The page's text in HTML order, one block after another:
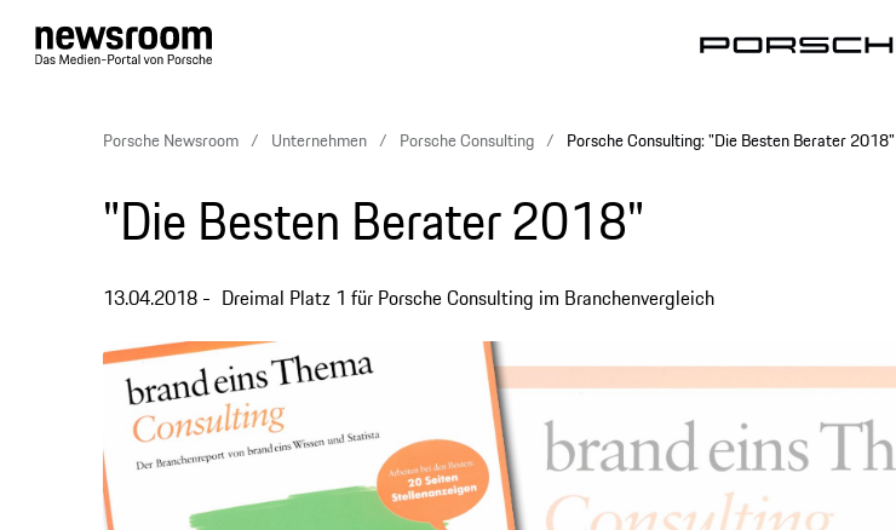
Porsche Newsroom Unternehmen Porsche Consulting Porsche Consulting: "Die Besten Berater 2018"
"Die Besten Berater 2018"
13.04.2018 Dreimal Platz 1 für Porsche Consulting im Branchenvergleich